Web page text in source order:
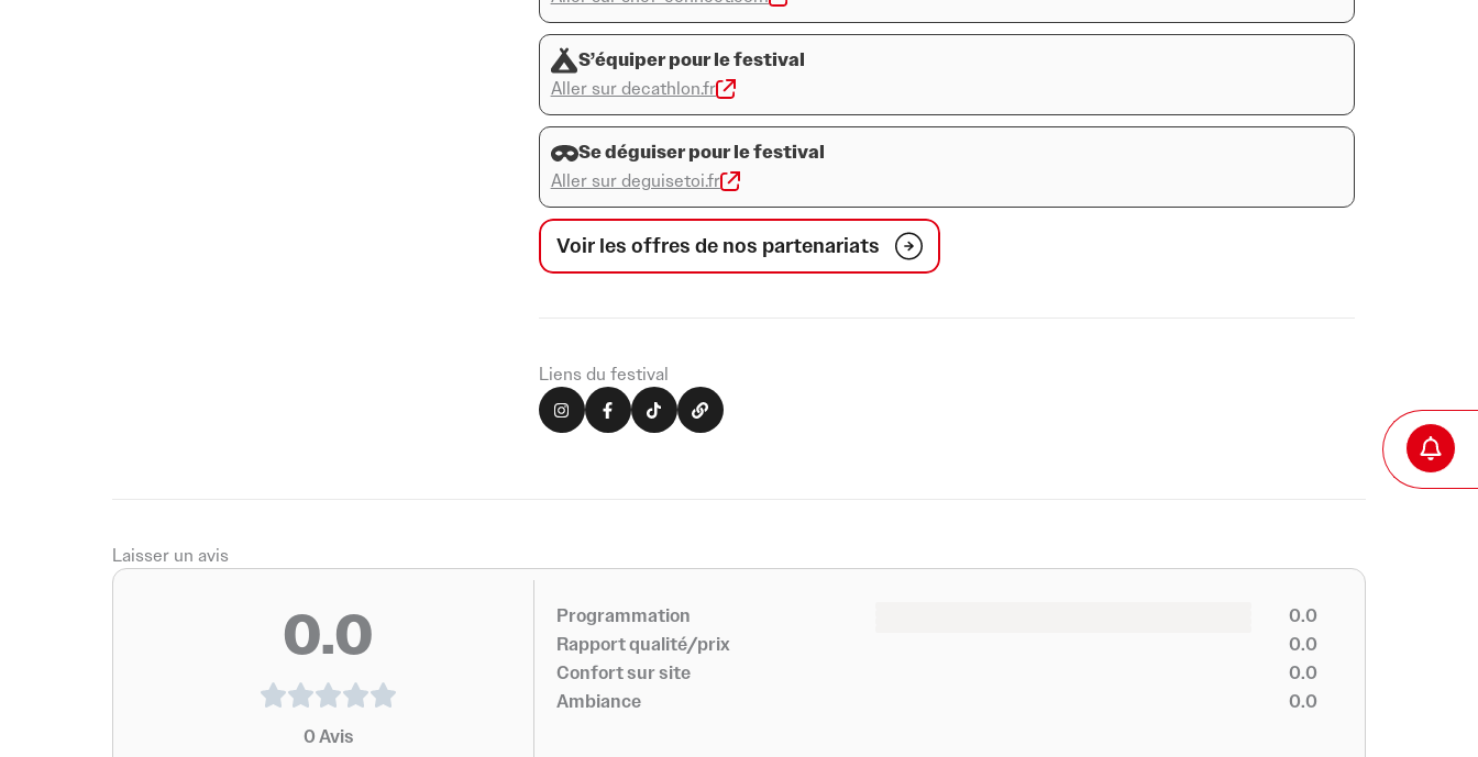
S’équiper pour le festival
Aller sur decathlon.fr
Se déguiser pour le festival
Aller sur deguisetoi.fr
Voir les offres de nos partenariats
Liens du festival
I
n
s
F
a
c
T
i
k
L
i
n
Laisser un avis
0.0
0Avis
Programmation
Rapport qualité/prix
Confort sur site
Ambiance
0.0
0.0
0.0
0.0